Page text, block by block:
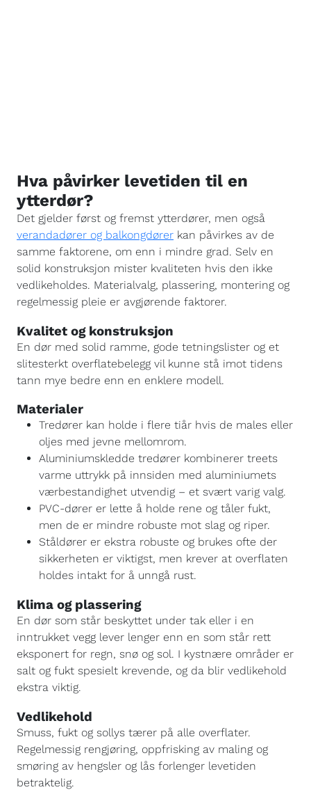
Hva påvirker levetiden til en
ytterdør?
Det gjelder først og fremst ytterdører, men også
verandadører og balkongdører kan påvirkes av de
samme faktorene, om enn i mindre grad. Selv en
solid konstruksjon mister kvaliteten hvis den ikke
vedlikeholdes. Materialvalg, plassering, montering og
regelmessig pleie er avgjørende faktorer.
Kvalitet og konstruksjon
En dør med solid ramme, gode tetningslister og et
slitesterkt overflatebelegg vil kunne stå imot tidens
tann mye bedre enn en enklere modell.
Materialer
Tredører kan holde i flere tiår hvis de males eller
oljes med jevne mellomrom.
Aluminiumskledde tredører kombinerer treets
varme uttrykk på innsiden med aluminiumets
værbestandighet utvendig – et svært varig valg.
PVC-dører er lette å holde rene og tåler fukt,
men de er mindre robuste mot slag og riper.
Ståldører er ekstra robuste og brukes ofte der
sikkerheten er viktigst, men krever at overflaten
holdes intakt for å unngå rust.
Klima og plassering
En dør som står beskyttet under tak eller i en
inntrukket vegg lever lenger enn en som står rett
eksponert for regn, snø og sol. I kystnære områder er
salt og fukt spesielt krevende, og da blir vedlikehold
ekstra viktig.
Vedlikehold
Smuss, fukt og sollys tærer på alle overflater.
Regelmessig rengjøring, oppfrisking av maling og
smøring av hengsler og lås forlenger levetiden
betraktelig.